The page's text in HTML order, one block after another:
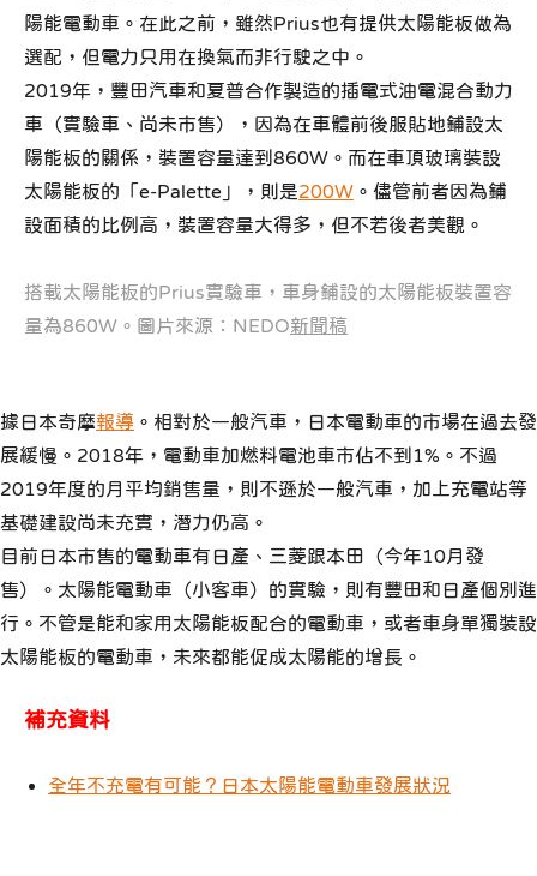
陽能電動車。在此之前，雖然Prius也有提供太陽能板做為
選配，但電力只用在換氣而非行駛之中。
2019年，豐田汽車和夏普合作製造的插電式油電混合動力
車（實驗車、尚未市售），因為在車體前後服貼地鋪設太
陽能板的關係，裝置容量達到860W。而在車頂玻璃裝設
太陽能板的「e-Palette」，則是200W 。儘管前者因為鋪
設面積的比例高，裝置容量大得多，但不若後者美觀。
搭載太陽能板的Prius實驗車，車身鋪設的太陽能板裝置容
量為860W。圖片來源：NEDO新聞稿
據日本奇摩報導 。相對於一般汽車，日本電動車的市場在過去發
展緩慢。2018年，電動車加燃料電池車市佔不到1%。不過
2019年度的月平均銷售量，則不遜於一般汽車，加上充電站等
基礎建設尚未充實，潛力仍高。
目前日本市售的電動車有日產、三菱跟本田（今年10月發
售）。太陽能電動車（小客車）的實驗，則有豐田和日產個別進
行。不管是能和家用太陽能板配合的電動車，或者車身單獨裝設
太陽能板的電動車，未來都能促成太陽能的增長。
補充資料
全年不充電有可能？日本太陽能電動車發展狀況